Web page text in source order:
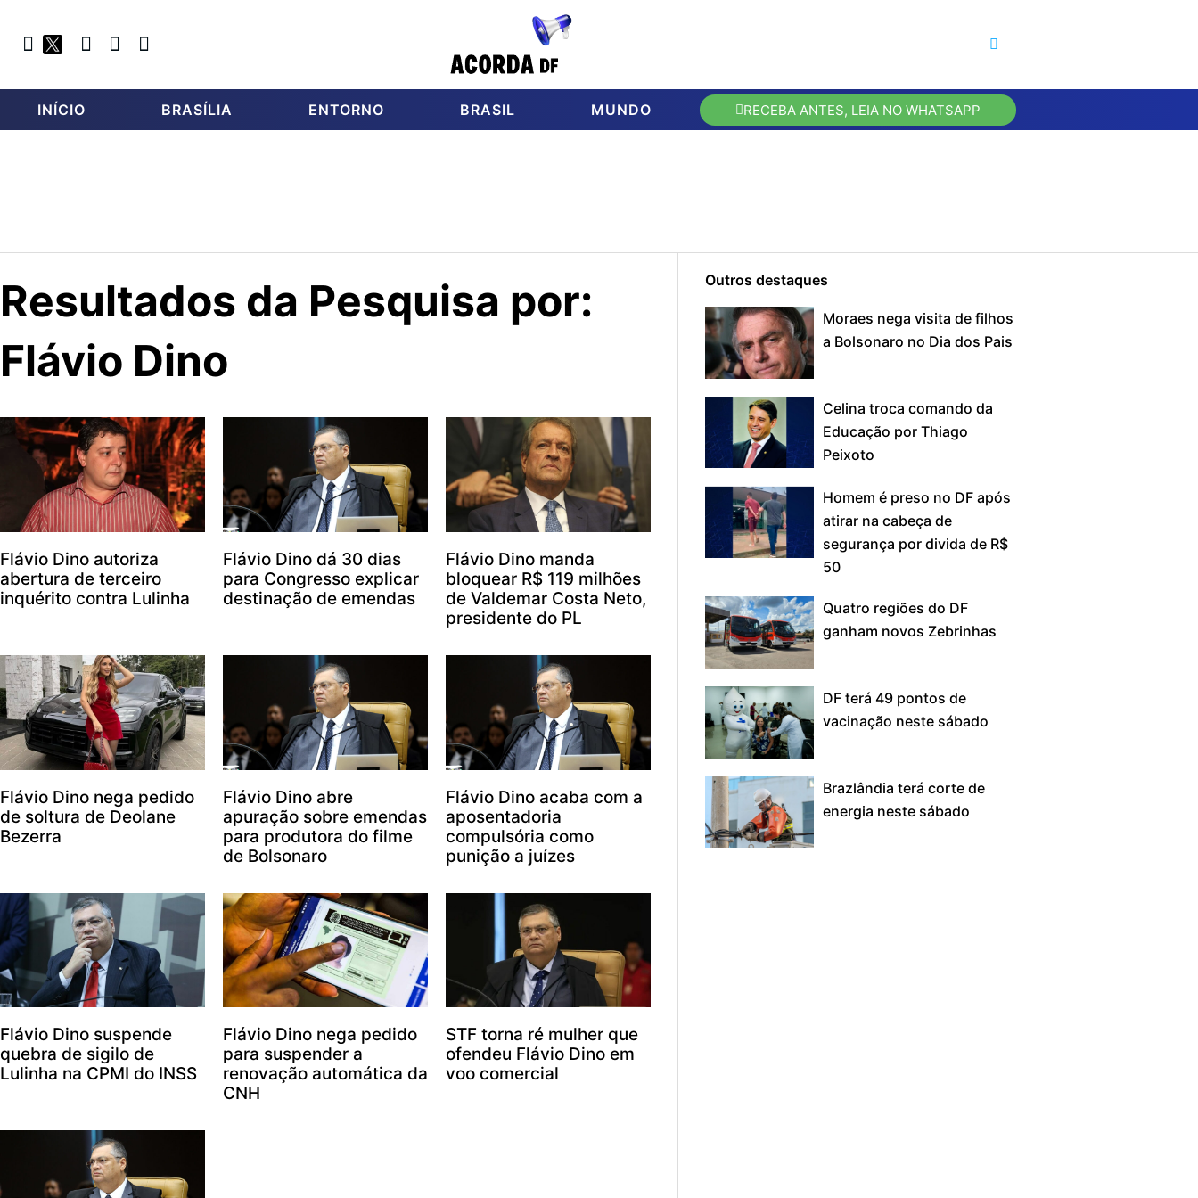
INÍCIO BRASÍLIA ENTORNO BRASIL MUNDO RECEBA ANTES, LEIA NO WHATSAPP
Resultados da Pesquisa por:
Flávio Dino
Flávio Dino autoriza
abertura de terceiro
inquérito contra Lulinha
Flávio Dino dá 30 dias
para Congresso explicar
destinação de emendas
Flávio Dino manda
bloquear R$ 119 milhões
de Valdemar Costa Neto,
presidente do PL
Flávio Dino nega pedido
de soltura de Deolane
Bezerra
Flávio Dino abre
apuração sobre emendas
para produtora do filme
de Bolsonaro
Flávio Dino acaba com a
aposentadoria
compulsória como
punição a juízes
Flávio Dino suspende
quebra de sigilo de
Lulinha na CPMI do INSS
Flávio Dino nega pedido
para suspender a
renovação automática da
CNH
STF torna ré mulher que
ofendeu Flávio Dino em
voo comercial
Outros destaques
Moraes nega visita de filhos
a Bolsonaro no Dia dos Pais
Celina troca comando da
Educação por Thiago
Peixoto
Homem é preso no DF após
atirar na cabeça de
segurança por divida de R$
50
Quatro regiões do DF
ganham novos Zebrinhas
DF terá 49 pontos de
vacinação neste sábado
Brazlândia terá corte de
energia neste sábado